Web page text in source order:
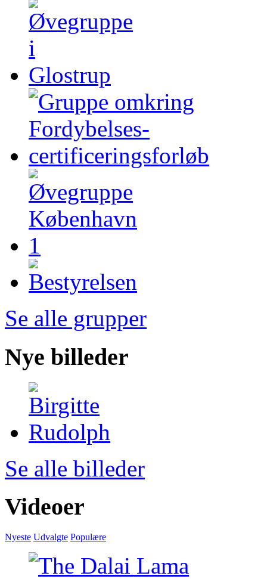
Se alle grupper
Nye billeder
Se alle billeder
Videoer
Nyeste Udvalgte Populære